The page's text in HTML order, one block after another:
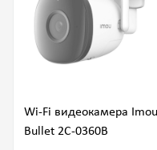
Wi-Fi видеокамера Imou
Bullet 2C-0360B